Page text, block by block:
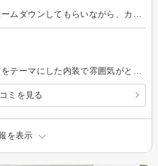
ミを見る
を表示